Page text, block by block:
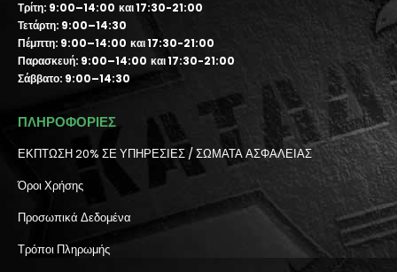
Τρίτη: 9:00–14:00 και 17:30-21:00
Τετάρτη: 9:00–14:30
Πέμπτη: 9:00–14:00 και 17:30-21:00
Παρασκευή: 9:00–14:00 και 17:30-21:00
Σάββατο: 9:00–14:30
ΠΛΗΡΟΦΟΡΙΕΣ
ΕΚΠΤΩΣΗ 20% ΣΕ ΥΠΗΡΕΣΙΕΣ / ΣΩΜΑΤΑ ΑΣΦΑΛΕΙΑΣ
Όροι Χρήσης
Προσωπικά Δεδομένα
Τρόποι Πληρωμής